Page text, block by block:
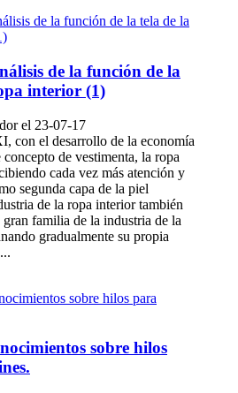
de la función de la
interior (1)
el 23-07-17
con el desarrollo de la economía
de vestimenta, la ropa
cada vez más atención y
segunda capa de la piel
de la ropa interior también
gran familia de la industria de la
gradualmente su propia
sobre hilos